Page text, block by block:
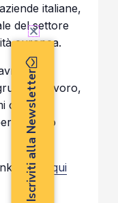
italiane,
del settore
europea.
di lavoro,
e
il futuro
clicca qui
Iscriviti alla Newsletter